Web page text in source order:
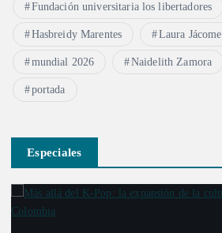
Fundación universitaria los libertadores
Hasbreidy Marentes Laura Jácome
mundial 2026 Naidelith Zamora
portada
Especiales